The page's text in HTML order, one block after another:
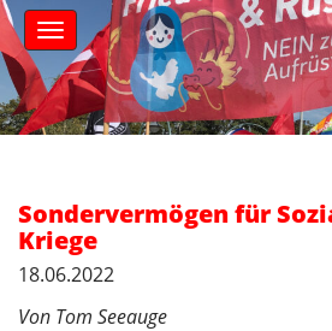
M
a
i
n
m
e
S
k
i
p
t
n
Sondervermögen für
Kriege
18.06.2022
Von Tom Seeauge